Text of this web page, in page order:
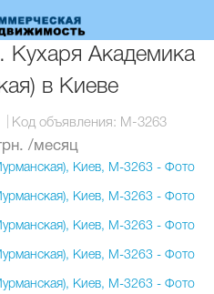
Академика
в Киеве
Код объявления: M-3263
/месяц